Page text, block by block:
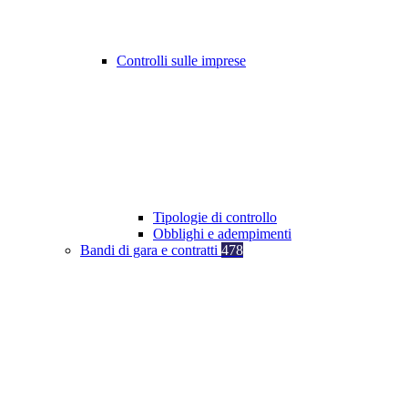
Controlli sulle imprese
Tipologie di controllo
Obblighi e adempimenti
Bandi di gara e contratti 478